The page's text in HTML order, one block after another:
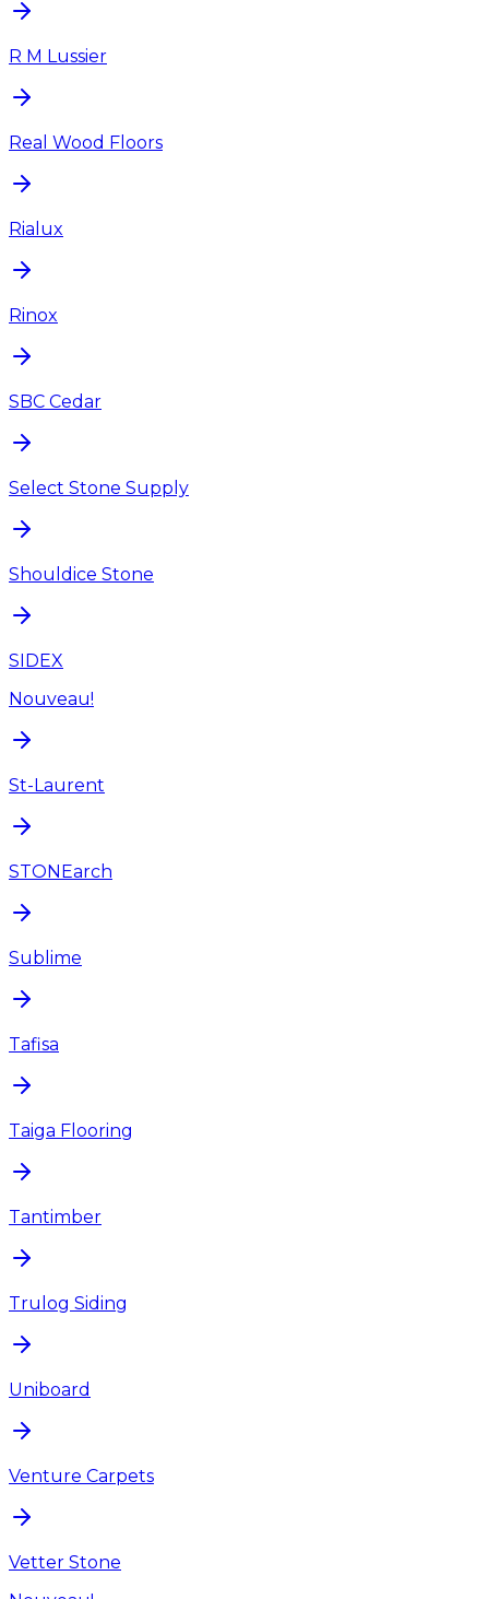
R M Lussier
Real Wood Floors
Rialux
Rinox
SBC Cedar
Select Stone Supply
Shouldice Stone
SIDEX
Nouveau!
St-Laurent
STONEarch
Sublime
Tafisa
Taiga Flooring
Tantimber
Trulog Siding
Uniboard
Venture Carpets
Vetter Stone